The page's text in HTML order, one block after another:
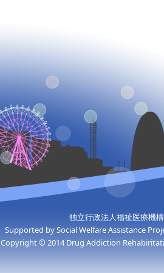
独立行政法人福祉医療機
Supported by Social Welfare Assistance
Copyright © 2014 Drug Addiction